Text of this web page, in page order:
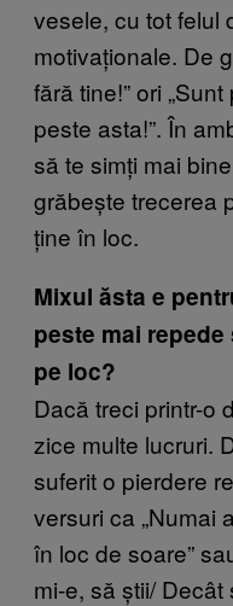
vesele, cu tot felul
motivaționale. De
fără tine!” ori
peste asta!”. În
să te simți mai
grăbește trecerea
ține în loc.
Mixul ăsta e
peste mai
pe loc?
Dacă treci printr-o
zice multe lucruri.
suferit o pierdere
versuri ca „Numai
în loc de soare”
mi-e, să știi/